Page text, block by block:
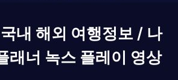
내 해외 여행정보 / 나
래너 녹스 플레이 영상